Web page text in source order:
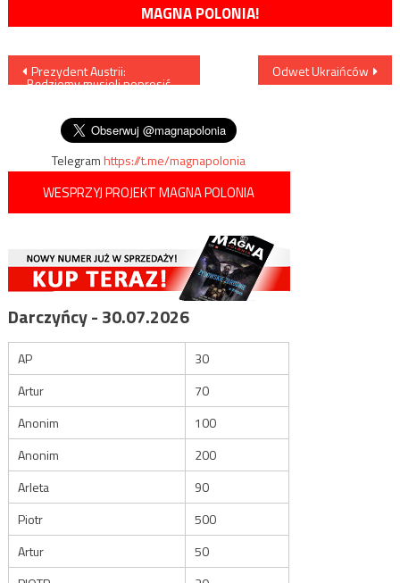
MAGNA POLONIA!
Nawigacja
Prezydent Austrii:
„Będziemy musieli poprosić
Odwet Ukraińców
Telegramhttps://t.me/magnapolonia
WESPRZYJ PROJEKT MAGNA POLONIA
Darczyńcy - 30.07.2026
AP
30
Artur
70
Anonim
100
Anonim
200
Arleta
90
Piotr
500
Artur
50